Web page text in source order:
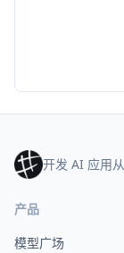
开发 AI 应用
产品
模型广场